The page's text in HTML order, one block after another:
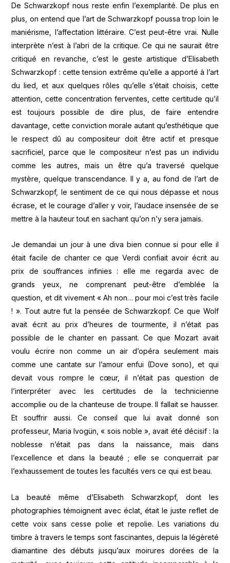
De Schwarzkopf nous reste enfin l’exemplarité. De plus en
plus, on entend que l’art de Schwarzkopf poussa trop loin le
maniérisme, l’affectation littéraire. C’est peut-être vrai. Nulle
interprète n’est à l’abri de la critique. Ce qui ne saurait être
critiqué en revanche, c’est le geste artistique d’Elisabeth
Schwarzkopf : cette tension extrême qu’elle a apporté à l’art
du lied, et aux quelques rôles qu’elle s’était choisis, cette
attention, cette concentration ferventes, cette certitude qu’il
est toujours possible de dire plus, de faire entendre
davantage, cette conviction morale autant qu’esthétique que
le respect dû au compositeur doit être actif et presque
sacrificiel, parce que le compositeur n’est pas un individu
comme les autres, mais un être qu’a traversé quelque
mystère, quelque transcendance. Il y a, au fond de l’art de
Schwarzkopf, le sentiment de ce qui nous dépasse et nous
écrase, et le courage d’aller y voir, l’audace insensée de se
mettre à la hauteur tout en sachant qu’on n’y sera jamais.
Je demandai un jour à une diva bien connue si pour elle il
était facile de chanter ce que Verdi confiait avoir écrit au
prix de souffrances infinies : elle me regarda avec de
grands yeux, ne comprenant peut-être d’emblée la
question, et dit vivement « Ah non… pour moi c’est très facile
! ». Tout autre fut la pensée de Schwarzkopf. Ce que Wolf
avait écrit au prix d’heures de tourmente, il n’était pas
possible de le chanter en passant. Ce que Mozart avait
voulu écrire non comme un air d’opéra seulement mais
comme une cantate sur l’amour enfui (Dove sono), et qui
devait vous rompre le cœur, il n’était pas question de
l’interpréter avec les certitudes de la technicienne
accomplie ou de la chanteuse de troupe. Il fallait se hausser.
Et souffrir aussi. Ce conseil que lui avait donné son
professeur, Maria Ivogün, « sois noble », avait été décisif : la
noblesse n’était pas dans la naissance, mais dans
l’excellence et dans la beauté ; elle se conquerrait par
l’exhaussement de toutes les facultés vers ce qui est beau.
La beauté même d’Elisabeth Schwarzkopf, dont les
photographies témoignent avec éclat, était le juste reflet de
cette voix sans cesse polie et repolie. Les variations du
timbre à travers le temps sont fascinantes, depuis la légèreté
diamantine des débuts jusqu’aux moirures dorées de la